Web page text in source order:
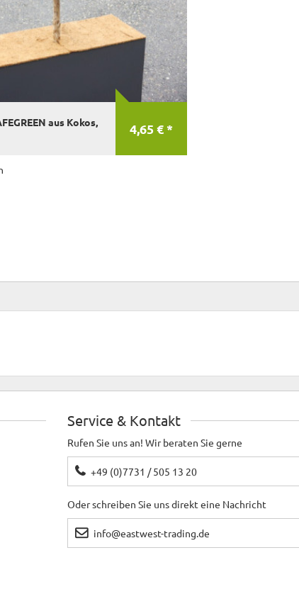
4,65 € *
aus Kokos,
Service & Kontakt
Rufen Sie uns an! Wir beraten Sie gerne
+49 (0)7731 / 505 13 20
Oder schreiben Sie uns direkt eine Nachricht
info@eastwest-trading.de